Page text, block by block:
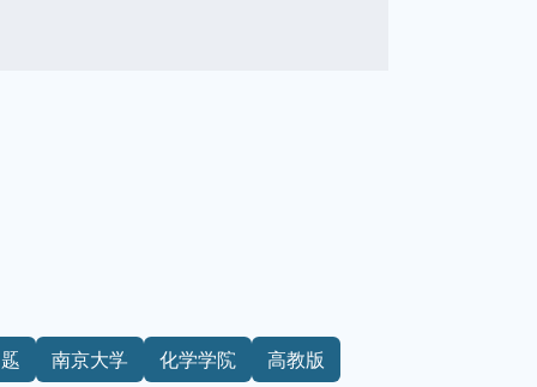
南京大学 化学学院 高教版